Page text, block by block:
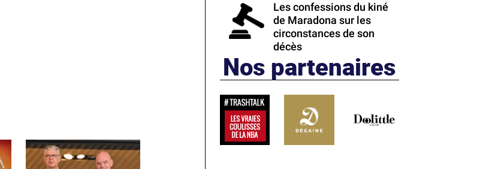
Les confessions du kiné
de Maradona sur les
circonstances de son
décès
Nos partenaires